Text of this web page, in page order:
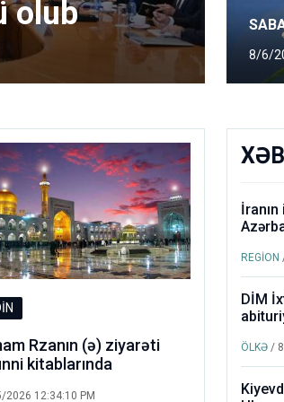
olub
8/6/
ÖLKƏ / MÜXTƏLİF
SABAHIN
Rzanın (ə) ziyarəti
kitablarında
2026 12:34:10 PM
REGİON
DİM
ÖLKƏ /